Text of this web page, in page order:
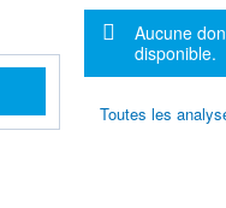
Message
Aucune
disponible.
Toutes les